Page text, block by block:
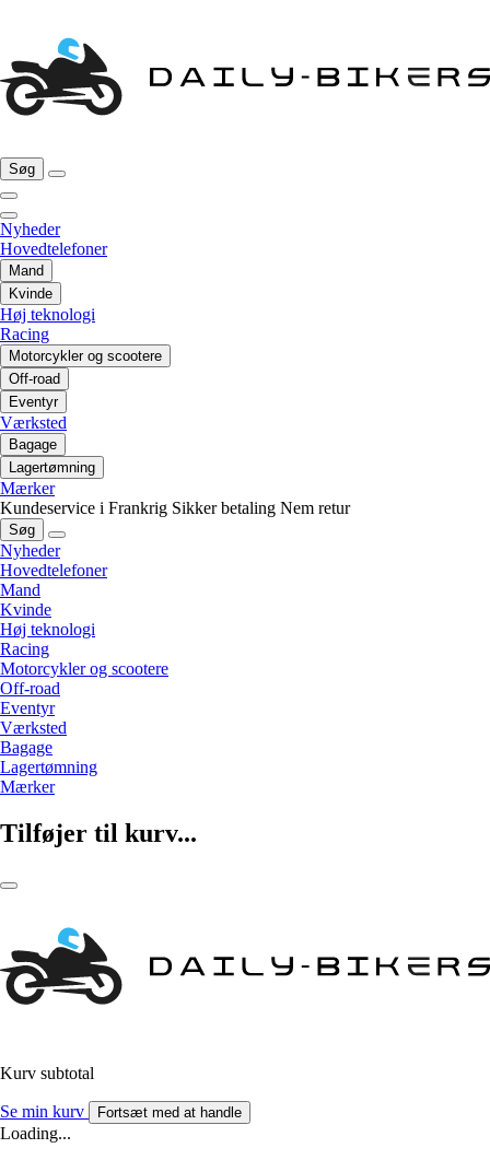
Søg
Nyheder
Hovedtelefoner
Mand
Kvinde
Høj teknologi
Racing
Motorcykler og scootere
Off-road
Eventyr
Værksted
Bagage
Lagertømning
Mærker
Kundeservice i Frankrig Sikker betaling Nem retur
Søg
Nyheder
Hovedtelefoner
Mand
Kvinde
Høj teknologi
Racing
Motorcykler og scootere
Off-road
Eventyr
Værksted
Bagage
Lagertømning
Mærker
Tilføjer til kurv...
Kurv subtotal
Se min kurv Fortsæt med at handle
Loading...